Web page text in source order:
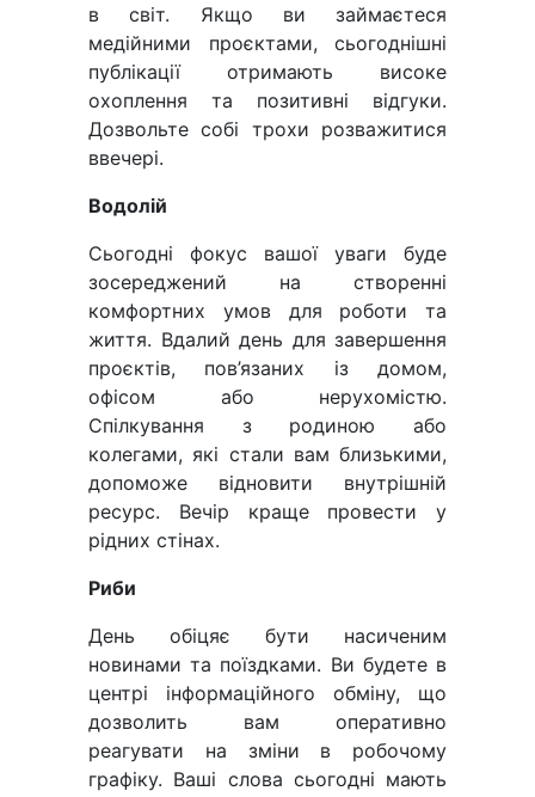
в світ. Якщо ви займаєтеся
медійними проєктами, сьогоднішні
публікації отримають високе
охоплення та позитивні відгуки.
Дозвольте собі трохи розважитися
ввечері.
Водолій
Сьогодні фокус вашої уваги буде
зосереджений на створенні
комфортних умов для роботи та
життя. Вдалий день для завершення
проєктів, пов’язаних із домом,
офісом або нерухомістю.
Спілкування з родиною або
колегами, які стали вам близькими,
допоможе відновити внутрішній
ресурс. Вечір краще провести у
рідних стінах.
Риби
День обіцяє бути насиченим
новинами та поїздками. Ви будете в
центрі інформаційного обміну, що
дозволить вам оперативно
реагувати на зміни в робочому
графіку. Ваші слова сьогодні мають